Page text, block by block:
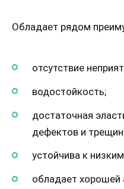
Обладает рядом
отсутствие
водостойкость;
достаточная
дефектов и
устойчива к
обладает хорошей